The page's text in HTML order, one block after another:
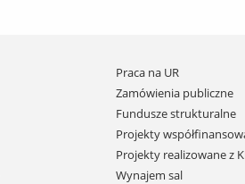
Praca na UR
Zamówienia publiczne
Fundusze strukturalne
Projekty
Projekty realizowane z
Wynajem sal